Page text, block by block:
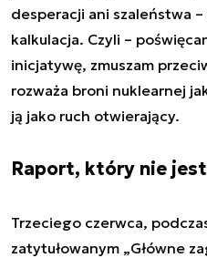
desperacji ani szaleństwa
kalkulacja. Czyli –
inicjatywę, zmuszam
rozważa broni nuklearnej
ją jako ruch otwierający.
Raport, który nie
Trzeciego czerwca,
zatytułowanym „Główne